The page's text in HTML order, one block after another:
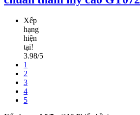
Xếp
hạng
hiện
tại!
3.98/5
1
2
3
4
5